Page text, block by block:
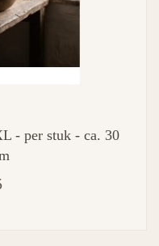
- per stuk - ca. 30